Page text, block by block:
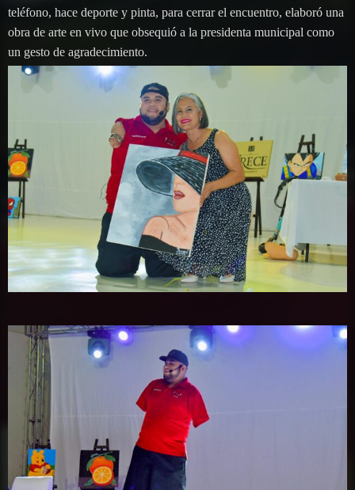
teléfono, hace deporte y pinta, para cerrar el encuentro, elaboró una
obra de arte en vivo que obsequió a la presidenta municipal como
un gesto de agradecimiento.